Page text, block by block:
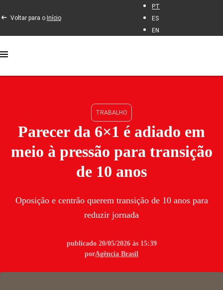
Voltar para o Início
PT
ES
EN
TRABALHO
Parecer da 6×1 é adiado em
meio à pressão para transição
de 10 anos
Oposição e centrão querem transição de 10 anos para
reduzir jornada
publicado 20/05/2026 às 15:39
porAgência Brasil